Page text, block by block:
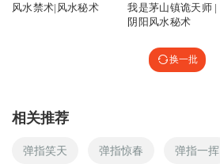
风水禁术|风水秘术
我是茅山镇诡天师 |
阴阳风水秘术
换一批
相关推荐
弹指笑天 弹指惊春 弹指一挥